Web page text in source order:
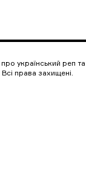
український реп
права захищені.